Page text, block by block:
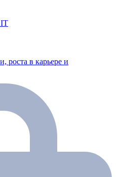
IT
роста в карьере и